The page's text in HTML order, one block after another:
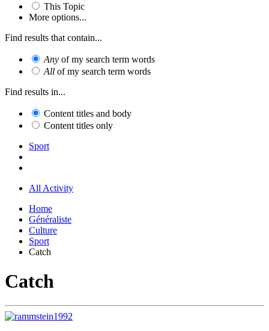
This Topic
More options...
Find results that contain...
Any of my search term words
All of my search term words
Find results in...
Content titles and body
Content titles only
Sport
All Activity
Home
Généraliste
Culture
Sport
Catch
Catch